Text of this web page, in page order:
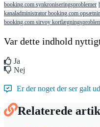
booking.com synkroniseringsproblemer
kanaladministrator booking.com
booking.com sirvoy
Var dette indhold
Ja
Nej
Er der noget der ser galt
Relaterede